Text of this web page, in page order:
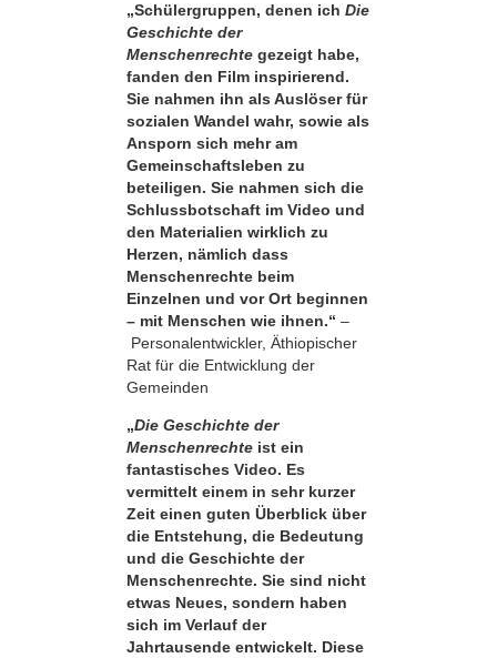
„Schülergruppen, denen ich Die
Geschichte der
Menschenrechte gezeigt habe,
fanden den Film inspirierend.
Sie nahmen ihn als Auslöser für
sozialen Wandel wahr, sowie als
Ansporn sich mehr am
Gemeinschaftsleben zu
beteiligen. Sie nahmen sich die
Schluss­botschaft im Video und
den Materialien wirklich zu
Herzen, nämlich dass
Menschen­rechte beim
Einzelnen und vor Ort beginnen
– mit Menschen wie ihnen.“ –
Personalentwickler, Äthiopischer
Rat für die Entwicklung der
Gemeinden
„Die Geschichte der
Menschenrechte ist ein
fantastisches Video. Es
vermittelt einem in sehr kurzer
Zeit einen guten Überblick über
die Entstehung, die Bedeutung
und die Geschichte der
Menschenrechte. Sie sind nicht
etwas Neues, sondern haben
sich im Verlauf der
Jahrtausende entwickelt. Diese